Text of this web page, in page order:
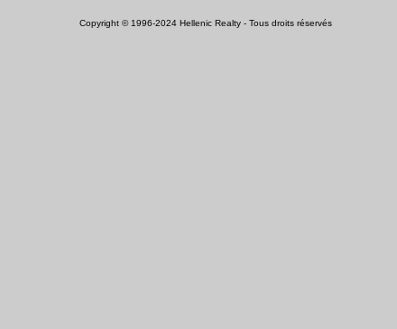
Copyright © 1996-2024 Hellenic Realty - Tous droits réservés